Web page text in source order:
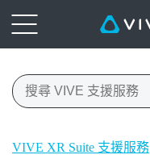
VIVE XR Suite 支援服務